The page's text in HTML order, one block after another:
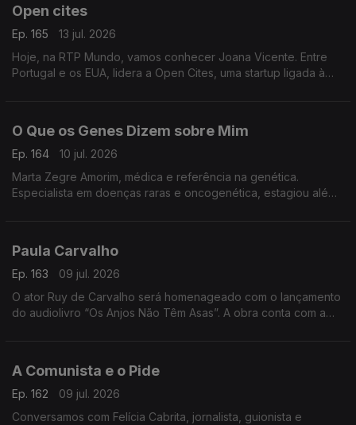
Open cites
Ep. 165
13 jul. 2026
Hoje, na RTP Mundo, vamos conhecer Joana Vicente. Entre
Portugal e os EUA, lidera a Open Cites, uma startup ligada à
O Que os Genes Dizem sobre Mim
Ep. 164
10 jul. 2026
Marta Zegre Amorim, médica e referência na genética.
Especialista em doenças raras e oncogenética, estagiou além-
Paula Carvalho
Ep. 163
09 jul. 2026
O ator Ruy de Carvalho será homenageado com o lançamento
do audiolivro “Os Anjos Não Têm Asas”. A obra conta com a
A Comunista e o Pide
Ep. 162
09 jul. 2026
Conversamos com Felícia Cabrita, jornalista, guionista e